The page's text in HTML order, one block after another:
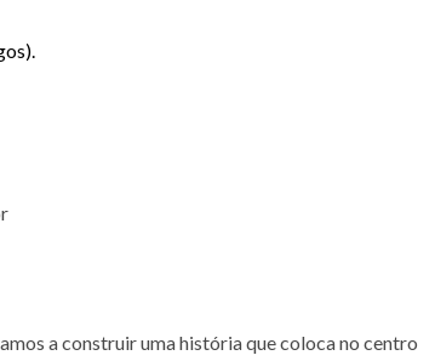
a construir uma história que coloca no centro